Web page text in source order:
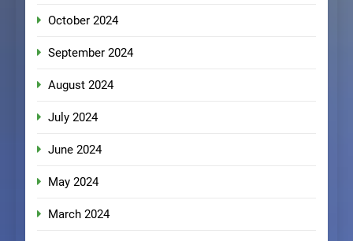
October 2024
September 2024
August 2024
July 2024
June 2024
May 2024
March 2024